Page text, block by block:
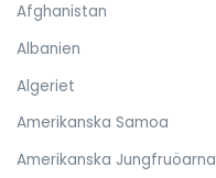
Afghanistan
Albanien
Algeriet
Amerikanska Samoa
Amerikanska Jungfruöarna